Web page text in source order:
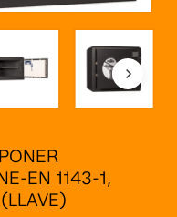
EN 1143-1,